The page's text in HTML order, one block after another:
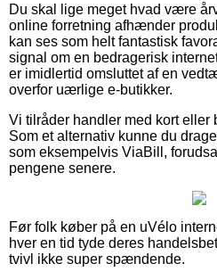
Du skal lige meget hvad være
online forretning afhænder
kan ses som helt fantastisk
signal om en bedragerisk
er imidlertid omsluttet af en
overfor uærlige e-butikker.
Vi tilråder handler med kort eller
Som et alternativ kunne du
som eksempelvis ViaBill,
pengene senere.
Før folk køber på en uVélo
hver en tid tyde deres
tvivl ikke super spændende.